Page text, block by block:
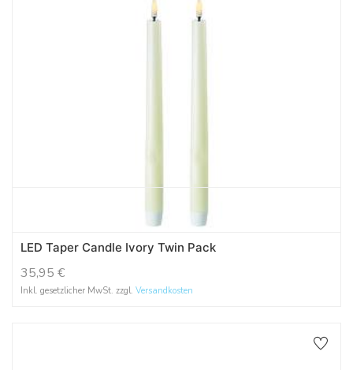
LED Taper Candle Ivory Twin Pack
35,95 €
Inkl. gesetzlicher MwSt. zzgl. Versandkosten